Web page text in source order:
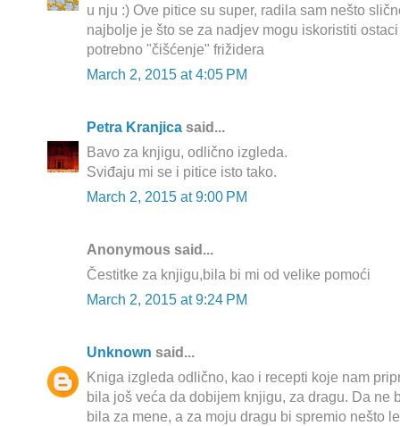
u nju :) Ove pitice su super, radila sam nešto
najbolje je što se za nadjev mogu iskoristiti
potrebno "čišćenje" frižidera
March 2, 2015 at 4:05 PM
Petra Kranjica said...
Bavo za knjigu, odlično izgleda.
Sviđaju mi se i pitice isto tako.
March 2, 2015 at 9:00 PM
Anonymous said...
Čestitke za knjigu,bila bi mi od velike pomoći
March 2, 2015 at 9:24 PM
Unknown said...
Kniga izgleda odlično, kao i recepti koje nam
bila još veća da dobijem knjigu, za dragu. Da ne
bila za mene, a za moju dragu bi spremio nešto